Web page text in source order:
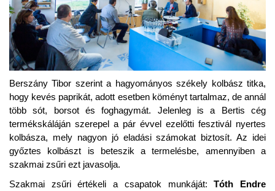
Berszány Tibor szerint a hagyományos székely kolbász titka,
hogy kevés paprikát, adott esetben köményt tartalmaz, de annál
több sót, borsot és foghagymát. Jelenleg is a Bertis cég
termékskáláján szerepel a pár évvel ezelőtti fesztivál nyertes
kolbásza, mely nagyon jó eladási számokat biztosít. Az idei
győztes kolbászt is beteszik a termelésbe, amennyiben a
szakmai zsűri ezt javasolja.
Szakmai zsűri értékeli a csapatok munkáját:Tóth Endre